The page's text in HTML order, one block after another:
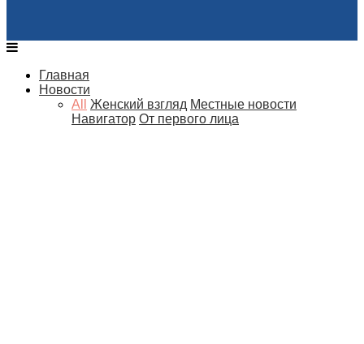
Главная
Новости
All
Женский взгляд Местные новости
Навигатор От первого лица